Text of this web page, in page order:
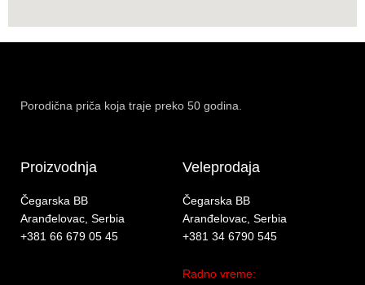
Porodična priča koja traje preko 50 godina.
Proizvodnja
Čegarska BB
Aranđelovac, Serbia
+381 66 679 05 45
Veleprodaja
Čegarska BB
Aranđelovac, Serbia
+381 34 6790 545
Radno vreme: